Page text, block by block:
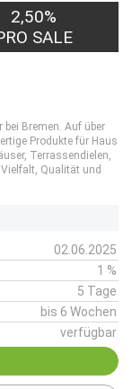
2,50%
SALE
Bremen. Auf über
Produkte für Haus
Terrassendielen,
Vielfalt, Qualität und
02.06.2025
1 %
5 Tage
bis 6 Wochen
verfügbar